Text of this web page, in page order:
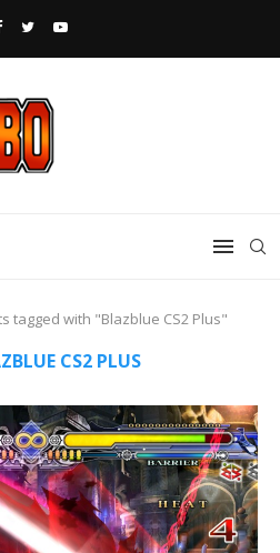
tagged with "Blazblue CS2 Plus"
CS2 PLUS